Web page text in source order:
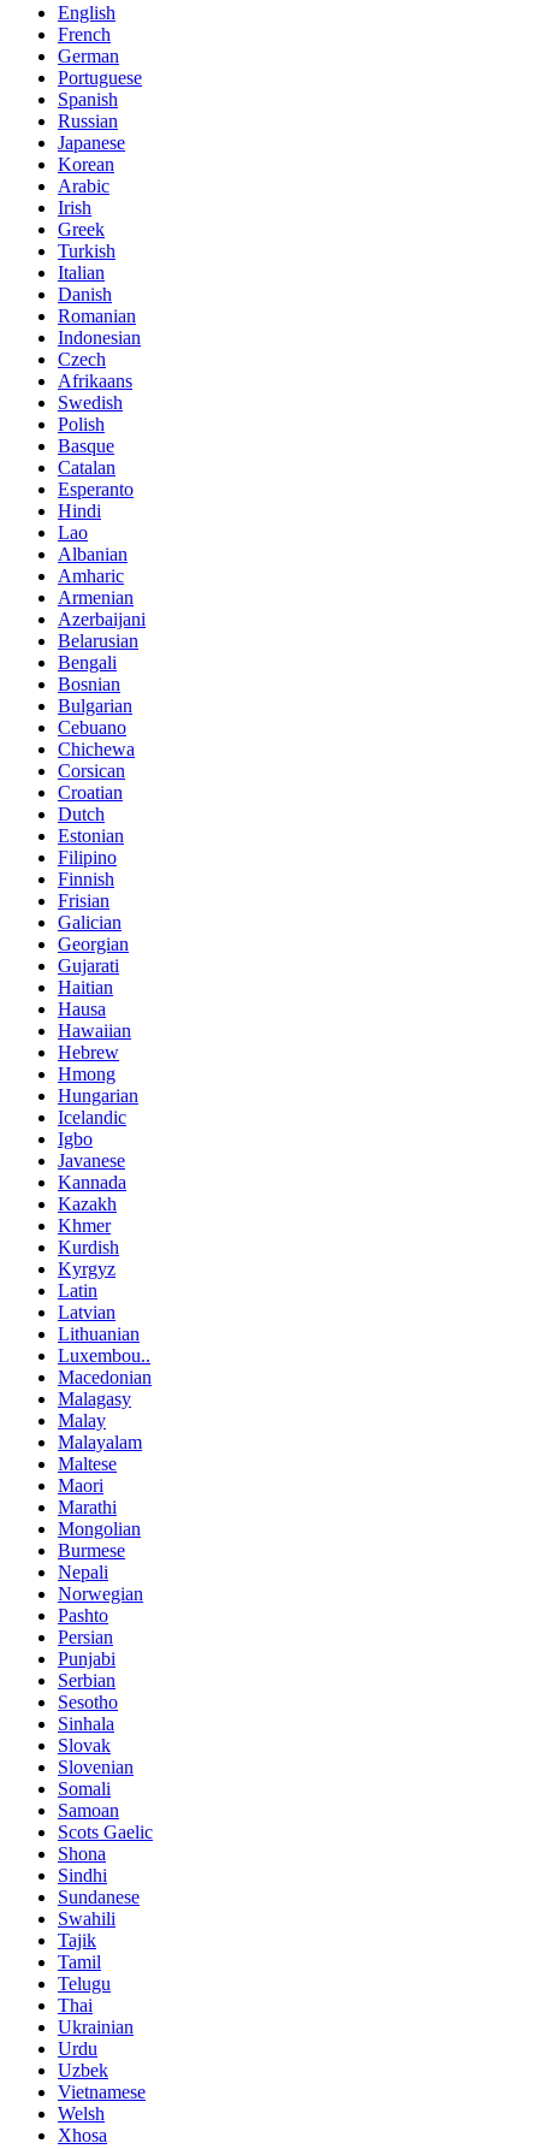
English
French
German
Portuguese
Spanish
Russian
Japanese
Korean
Arabic
Irish
Greek
Turkish
Italian
Danish
Romanian
Indonesian
Czech
Afrikaans
Swedish
Polish
Basque
Catalan
Esperanto
Hindi
Lao
Albanian
Amharic
Armenian
Azerbaijani
Belarusian
Bengali
Bosnian
Bulgarian
Cebuano
Chichewa
Corsican
Croatian
Dutch
Estonian
Filipino
Finnish
Frisian
Galician
Georgian
Gujarati
Haitian
Hausa
Hawaiian
Hebrew
Hmong
Hungarian
Icelandic
Igbo
Javanese
Kannada
Kazakh
Khmer
Kurdish
Kyrgyz
Latin
Latvian
Lithuanian
Luxembou..
Macedonian
Malagasy
Malay
Malayalam
Maltese
Maori
Marathi
Mongolian
Burmese
Nepali
Norwegian
Pashto
Persian
Punjabi
Serbian
Sesotho
Sinhala
Slovak
Slovenian
Somali
Samoan
Scots Gaelic
Shona
Sindhi
Sundanese
Swahili
Tajik
Tamil
Telugu
Thai
Ukrainian
Urdu
Uzbek
Vietnamese
Welsh
Xhosa